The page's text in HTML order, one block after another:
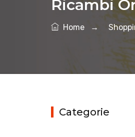
Ricambi
Home →
Categorie